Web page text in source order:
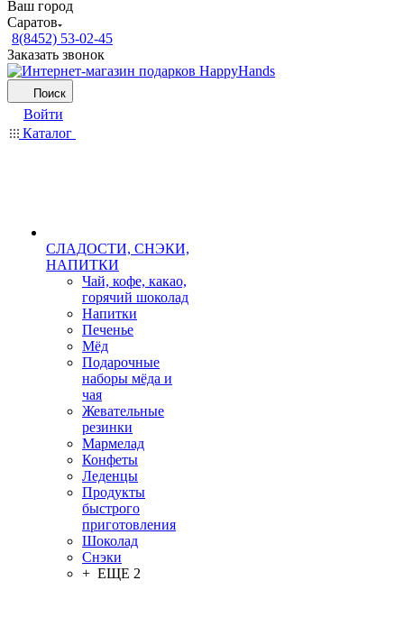
Ваш город
Саратов
8(8452) 53-02-45
Заказать звонок
Поиск
Войти
Каталог
СЛАДОСТИ, СНЭКИ,
НАПИТКИ
Чай, кофе, какао,
горячий шоколад
Напитки
Печенье
Мёд
Подарочные
наборы мёда и
чая
Жевательные
резинки
Мармелад
Конфеты
Леденцы
Продукты
быстрого
приготовления
Шоколад
Снэки
+ ЕЩЕ 2